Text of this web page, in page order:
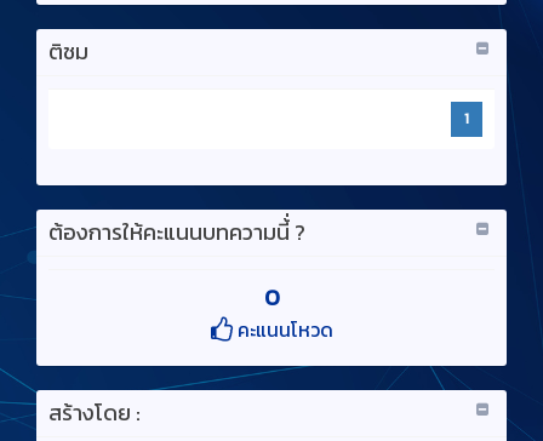
ติชม
1
ต้องการให้คะแนนบทความนี้่ ?
0
คะแนนโหวด
สร้างโดย :